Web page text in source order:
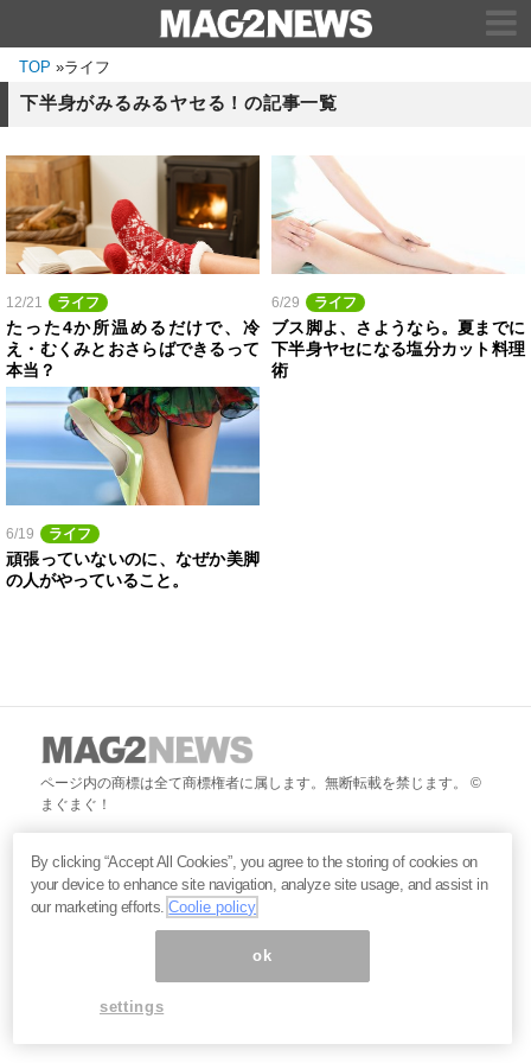
TOP »ライフ
下半身がみるみるヤセる！の記事一覧
12/21 ライフ
たった4か所温めるだけで、冷
え・むくみとおさらばできるって
本当？
6/29 ライフ
ブス脚よ、さようなら。夏までに
下半身ヤセになる塩分カット料理
術
6/19 ライフ
頑張っていないのに、なぜか美脚
の人がやっていること。
ページ内の商標は全て商標権者に属します。無断転載を禁じます。 ©
まぐまぐ！
By clicking “Accept All Cookies”, you agree to the storing of cookies on
your device to enhance site navigation, analyze site usage, and assist in
our marketing efforts.Coolie policy
ok
settings